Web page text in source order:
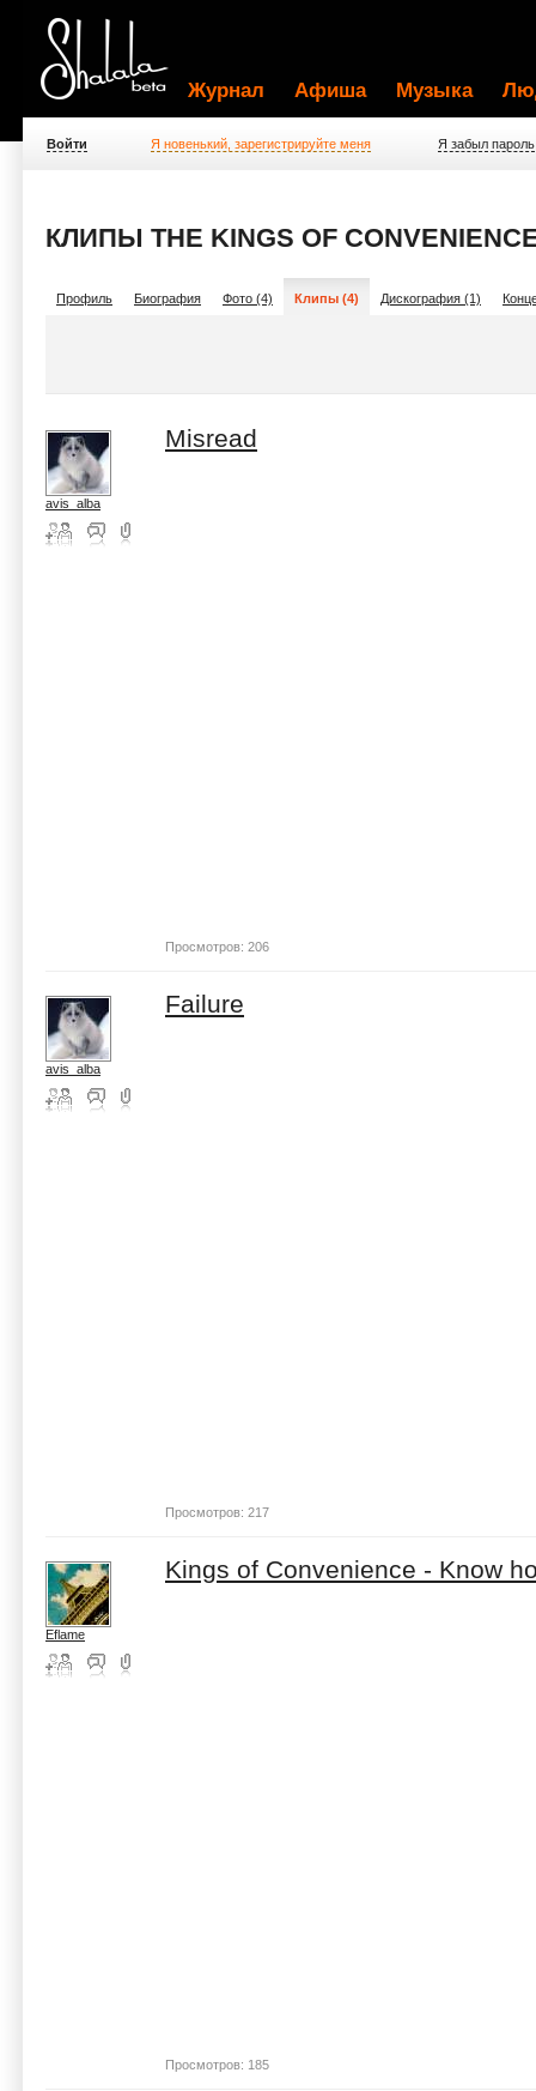
Журнал Афиша Музыка
Войти Я новенький, зарегистрируйте меня Я забыл пароль
КЛИПЫ THE KINGS OF
Профиль Биография Фото (4) Клипы (4) Дискография (1)
avis_alba
Misread
Просмотров: 206
avis_alba
Failure
Просмотров: 217
Eflame
Kings of Convenience - Know
Просмотров: 185